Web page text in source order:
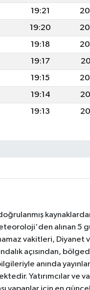
19:21
19:20
19:18
19:17
19:15
19:14
19:13
alınan 5
vakitleri, Diyanet
açısından,
anında
Yatırımcılar ve